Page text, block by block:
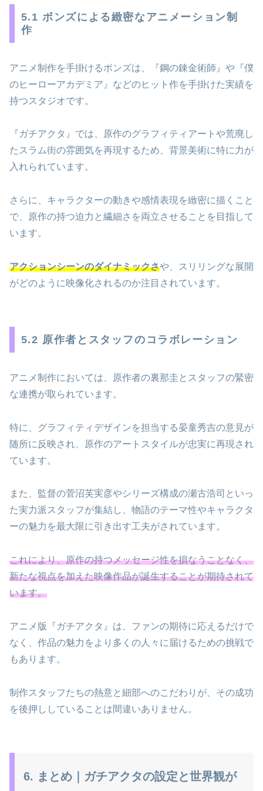
5.1 ボンズによる緻密なアニメーション制
作
アニメ制作を手掛けるボンズは、『鋼の錬金術師』や『僕
のヒーローアカデミア』などのヒット作を手掛けた実績を
持つスタジオです。
『ガチアクタ』では、原作のグラフィティアートや荒廃し
たスラム街の雰囲気を再現するため、背景美術に特に力が
入れられています。
さらに、キャラクターの動きや感情表現を緻密に描くこと
で、原作の持つ迫力と繊細さを両立させることを目指して
います。
アクションシーンのダイナミックさや、スリリングな展開
がどのように映像化されるのか注目されています。
5.2 原作者とスタッフのコラボレーション
アニメ制作においては、原作者の裏那圭とスタッフの緊密
な連携が取られています。
特に、グラフィティデザインを担当する晏童秀吉の意見が
随所に反映され、原作のアートスタイルが忠実に再現され
ています。
また、監督の菅沼芙実彦やシリーズ構成の瀬古浩司といっ
た実力派スタッフが集結し、物語のテーマ性やキャラクタ
ーの魅力を最大限に引き出す工夫がされています。
これにより、原作の持つメッセージ性を損なうことなく、
新たな視点を加えた映像作品が誕生することが期待されて
います。
アニメ版『ガチアクタ』は、ファンの期待に応えるだけで
なく、作品の魅力をより多くの人々に届けるための挑戦で
もあります。
制作スタッフたちの熱意と細部へのこだわりが、その成功
を後押ししていることは間違いありません。
6. まとめ｜ガチアクタの設定と世界観が